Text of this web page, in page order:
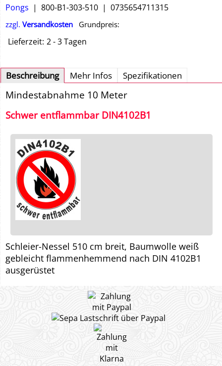
Pongs 800-B1-303-510 0735654711315
zzgl. Versandkosten Grundpreis:
Lieferzeit: 2 - 3 Tagen
Beschreibung Mehr Infos Spezifikationen
Mindestabnahme 10 Meter
Schwer entflammbar DIN4102B1
Schleier-Nessel 510 cm breit, Baumwolle weiß
gebleicht flammenhemmend nach DIN 4102B1
ausgerüstet